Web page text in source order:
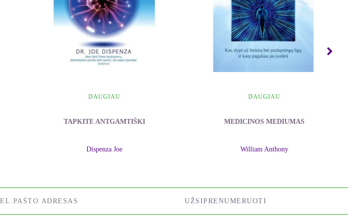
DAUGIAU
TAPKITE ANTGAMTIŠKI
Dispenza Joe
DAUGIAU
MEDICINOS MEDIUMAS
William Anthony
UŽSIPRENUMERUOTI